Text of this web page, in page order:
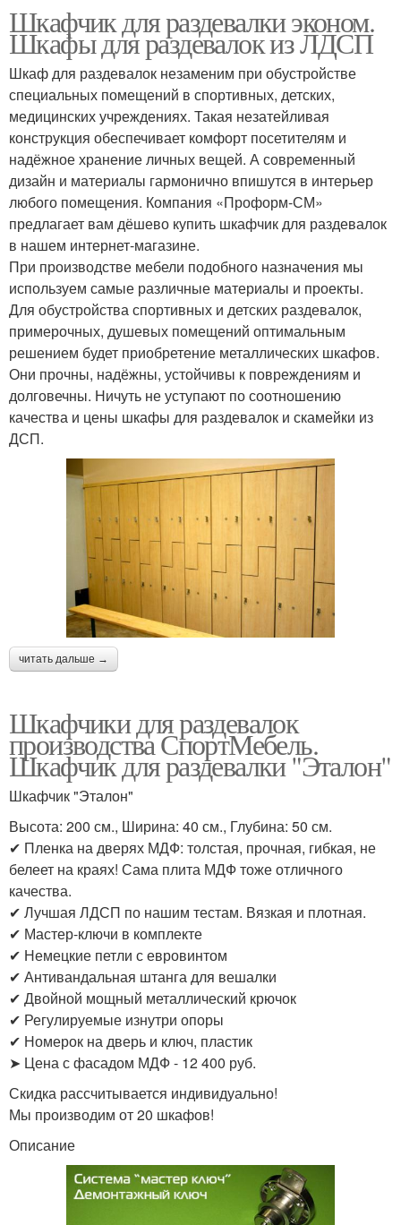
Шкафчик для раздевалки эконом.
Шкафы для раздевалок из ЛДСП
Шкаф для раздевалок незаменим при обустройстве
специальных помещений в спортивных, детских,
медицинских учреждениях. Такая незатейливая
конструкция обеспечивает комфорт посетителям и
надёжное хранение личных вещей. А современный
дизайн и материалы гармонично впишутся в интерьер
любого помещения. Компания «Проформ-СМ»
предлагает вам дёшево купить шкафчик для раздевалок
в нашем интернет-магазине.
При производстве мебели подобного назначения мы
используем самые различные материалы и проекты.
Для обустройства спортивных и детских раздевалок,
примерочных, душевых помещений оптимальным
решением будет приобретение металлических шкафов.
Они прочны, надёжны, устойчивы к повреждениям и
долговечны. Ничуть не уступают по соотношению
качества и цены шкафы для раздевалок и скамейки из
ДСП.
читать дальше →
Шкафчики для раздевалок
производства СпортМебель.
Шкафчик для раздевалки "Эталон"
Шкафчик "Эталон"
Высота: 200 см., Ширина: 40 см., Глубина: 50 см.
✔ Пленка на дверях МДФ: толстая, прочная, гибкая, не
белеет на краях! Сама плита МДФ тоже отличного
качества.
✔ Лучшая ЛДСП по нашим тестам. Вязкая и плотная.
✔ Мастер-ключи в комплекте
✔ Немецкие петли с евровинтом
✔ Антивандальная штанга для вешалки
✔ Двойной мощный металлический крючок
✔ Регулируемые изнутри опоры
✔ Номерок на дверь и ключ, пластик
➤ Цена с фасадом МДФ - 12 400 руб.
Скидка рассчитывается индивидуально!
Мы производим от 20 шкафов!
Описание